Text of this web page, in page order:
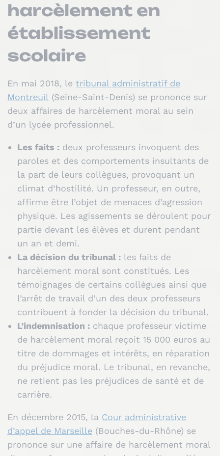
harcèlement en
établissement
scolaire
En mai 2018, le tribunal administratif de
Montreuil (Seine-Saint-Denis) se prononce sur
deux affaires de harcèlement moral au sein
d’un lycée professionnel.
Les faits : deux professeurs invoquent des
paroles et des comportements insultants de
la part de leurs collègues, provoquant un
climat d’hostilité. Un professeur, en outre,
affirme être l’objet de menaces d’agression
physique. Les agissements se déroulent pour
partie devant les élèves et durent pendant
un an et demi.
La décision du tribunal : les faits de
harcèlement moral sont constitués. Les
témoignages de certains collègues ainsi que
l’arrêt de travail d’un des deux professeurs
contribuent à fonder la décision du tribunal.
L’indemnisation : chaque professeur victime
de harcèlement moral reçoit 15 000 euros au
titre de dommages et intérêts, en réparation
du préjudice moral. Le tribunal, en revanche,
ne retient pas les préjudices de santé et de
carrière.
En décembre 2015, la Cour administrative
d’appel de Marseille (Bouches-du-Rhône) se
prononce sur une affaire de harcèlement moral